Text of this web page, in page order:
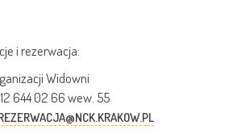
i rezerwacja:
Widowni
644 02 66 wew. 55